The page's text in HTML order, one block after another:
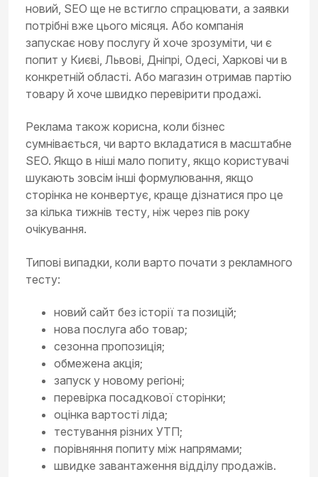
новий, SEO ще не встигло спрацювати, а заявки
потрібні вже цього місяця. Або компанія
запускає нову послугу й хоче зрозуміти, чи є
попит у Києві, Львові, Дніпрі, Одесі, Харкові чи в
конкретній області. Або магазин отримав партію
товару й хоче швидко перевірити продажі.
Реклама також корисна, коли бізнес
сумнівається, чи варто вкладатися в масштабне
SEO. Якщо в ніші мало попиту, якщо користувачі
шукають зовсім інші формулювання, якщо
сторінка не конвертує, краще дізнатися про це
за кілька тижнів тесту, ніж через пів року
очікування.
Типові випадки, коли варто почати з рекламного
тесту:
новий сайт без історії та позицій;
нова послуга або товар;
сезонна пропозиція;
обмежена акція;
запуск у новому регіоні;
перевірка посадкової сторінки;
оцінка вартості ліда;
тестування різних УТП;
порівняння попиту між напрямами;
швидке завантаження відділу продажів.